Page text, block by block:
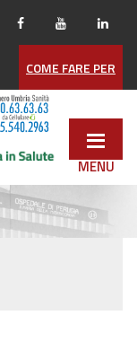
COME FARE PER